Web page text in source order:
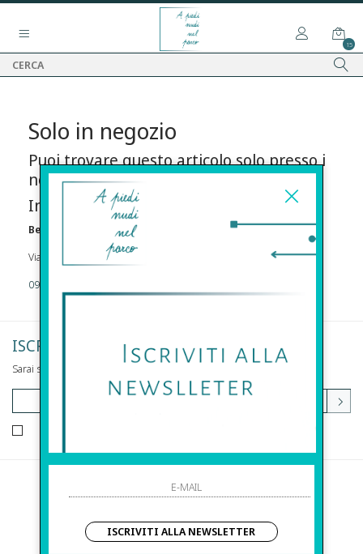
15
Solo in negozio
Puoi trovare questo articolo solo presso i
nostri punti vendita:
Info contatti
Before s.r.l.s.
Via Della Maestranza , 23 96100 Siracusa
09311962373
ISCRIVITI ALLA NEWSLETTER
Sarai sempre aggiornato su offerte e promozioni.
Before S.r.l.s.
Via Della Maestranza , 23
96100 Siracusa - Italia
ISCRIVITI ALLA NEWSLETTER